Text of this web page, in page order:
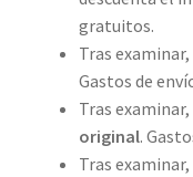
gratuitos.
Tras examinar,
Gastos de
Tras examinar,
original.
Tras examinar,